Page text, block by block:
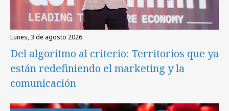
lunes, 3 de agosto 2026
Del algoritmo al criterio: Territorios que ya
están redefiniendo el marketing y la
comunicación